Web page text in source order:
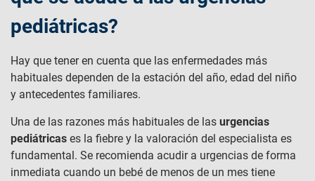
pediátricas?
Hay que tener en cuenta que las enfermedades más
habituales dependen de la estación del año, edad del niño
y antecedentes familiares.
Una de las razones más habituales de las urgencias
pediátricas es la fiebre y la valoración del especialista es
fundamental. Se recomienda acudir a urgencias de forma
inmediata cuando un bebé de menos de un mes tiene